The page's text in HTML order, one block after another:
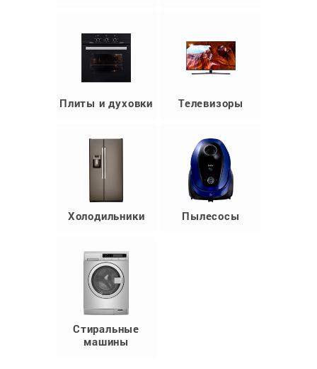
Плиты и духовки Телевизоры
Холодильники Пылесосы
Стиральные
машины